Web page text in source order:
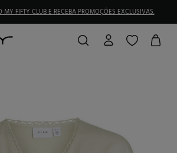
MY FIFTY CLUB E RECEBA PROMOÇÕES EXCLUSIVAS.